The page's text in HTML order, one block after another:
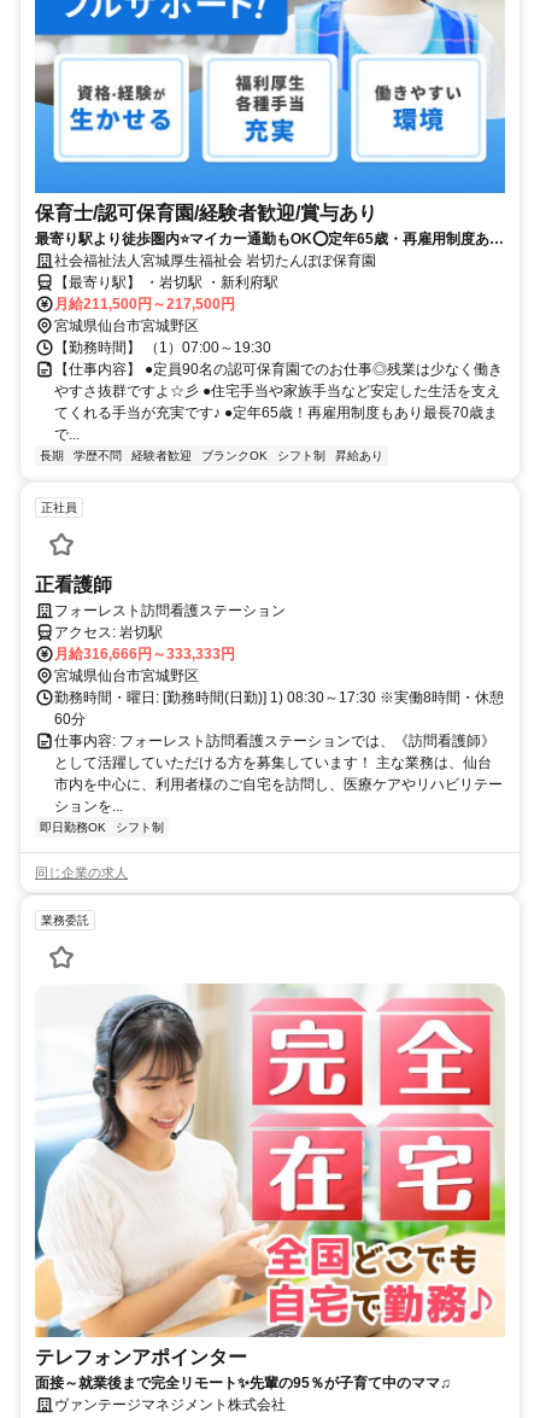
保育士/認可保育園/経験者歓迎/賞与あり
最寄り駅より徒歩圏内⭐マイカー通勤もOK⭕定年65歳・再雇用制度あり
✨✨各種手当充実❗️働きやすさ抜群です⭐
社会福祉法人宮城厚生福祉会 岩切たんぽぽ保育園
【最寄り駅】 ・岩切駅 ・新利府駅
月給211,500円～217,500円
宮城県仙台市宮城野区
【勤務時間】 （1）07:00～19:30
【仕事内容】 ●定員90名の認可保育園でのお仕事◎残業は少なく働き
やすさ抜群ですよ☆彡 ●住宅手当や家族手当など安定した生活を支え
てくれる手当が充実です♪ ●定年65歳！再雇用制度もあり最長70歳ま
で...
長期 学歴不問 経験者歓迎 ブランクOK シフト制 昇給あり
正社員
正看護師
フォーレスト訪問看護ステーション
アクセス: 岩切駅
月給316,666円～333,333円
宮城県仙台市宮城野区
勤務時間・曜日: [勤務時間(日勤)] 1) 08:30～17:30 ※実働8時間・休憩
60分
仕事内容: フォーレスト訪問看護ステーションでは、《訪問看護師》
として活躍していただける方を募集しています！ 主な業務は、仙台
市内を中心に、利用者様のご自宅を訪問し、医療ケアやリハビリテー
ションを...
即日勤務OK シフト制
同じ企業の求人
業務委託
テレフォンアポインター
面接～就業後まで完全リモート✨先輩の95％が子育て中のママ♫
ヴァンテージマネジメント株式会社